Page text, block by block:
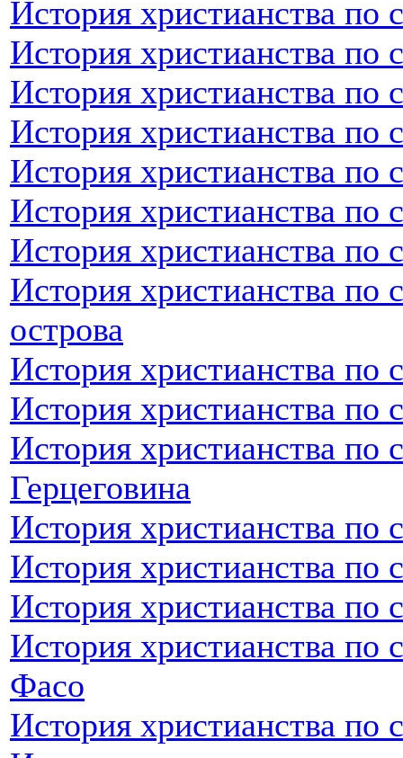
История христианства по
История христианства по
История христианства по
История христианства по
История христианства по
История христианства по
История христианства по
История христианства по
острова
История христианства по
История христианства по
История христианства по
Герцеговина
История христианства по
История христианства по
История христианства по
История христианства по
Фасо
История христианства по